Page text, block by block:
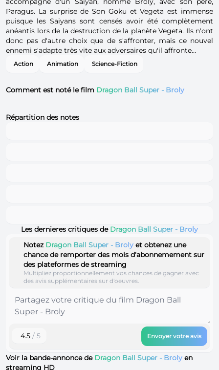
Paragus. La surprise de Son Goku et Vegeta est immense
puisque les Saiyans sont censés avoir été complètement
anéantis lors de la destruction de la planète Vegeta. Ils n'ont
donc pas d'autre choix que de s'affronter, mais ce nouvel
ennemi s'adapte très vite aux adversaires qu'il affronte…
Action Animation Science-Fiction
Comment est noté le film Dragon Ball Super - Broly
Répartition des notes
Les dernieres critiques de Dragon Ball Super - Broly
Notez Dragon Ball Super - Broly et obtenez une
chance de remporter des mois d'abonnemement sur
des plateformes de streaming
Multipliez proportionnellement vos chances de gagner avec
des avis supplémentaires sur d'oeuvres.
4.5 / 5 Envoyer votre avis
Voir la bande-annonce de Dragon Ball Super - Broly en
streaming HD